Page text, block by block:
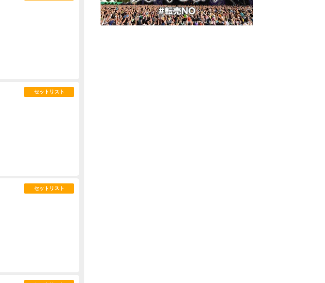
セットリスト
セットリスト